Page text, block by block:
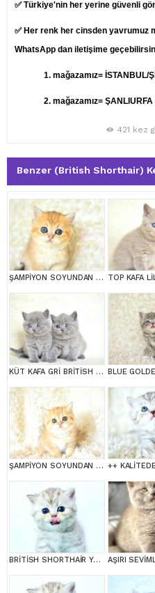
✅ Türkiye'nin her yerine güvenli
✅ Her renk her cinsden yavrumuz
WhatsApp dan iletişime
1. mağazamız= İSTANBUL/
2. mağazamız= ŞANLIURFA
421 kez
Benzer (British Shorthair)
ŞAMPİYON SOYUNDAN NY11 GOLDEN BRİTİSH SHORTHAİR
KÜT KAFA GRİ BRİTİSH SHORTHAİR YAVRULARIMIZ
ŞAMPİYON SOYUNDAN GOLDEN NY11 BRİTİSH SHORTHAİR YAVRUMUZ erkek
BRİTİSH SHORTHAİR YAVRUMUZ